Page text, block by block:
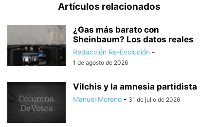
Artículos relacionados
¿Gas más barato con
Sheinbaum? Los datos reales
Redacción Re-Evolución -
1 de agosto de 2026
Vilchis y la amnesia partidista
Manuel Moreno - 31 de julio de 2026